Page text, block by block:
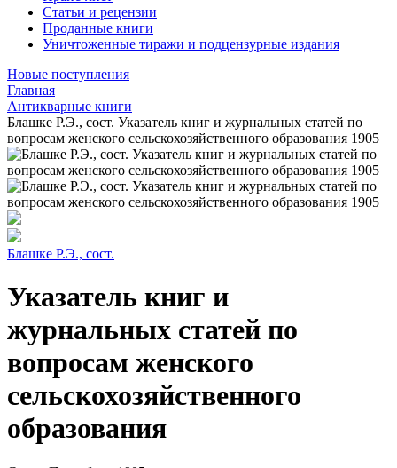
Статьи и рецензии
Проданные книги
Уничтоженные тиражи и подцензурные издания
Новые поступления
Главная
Антикварные книги
Блашке Р.Э., сост. Указатель книг и журнальных статей по
вопросам женского сельскохозяйственного образования 1905
Блашке Р.Э., сост.
Указатель книг и
журнальных статей по
вопросам женского
сельскохозяйственного
образования